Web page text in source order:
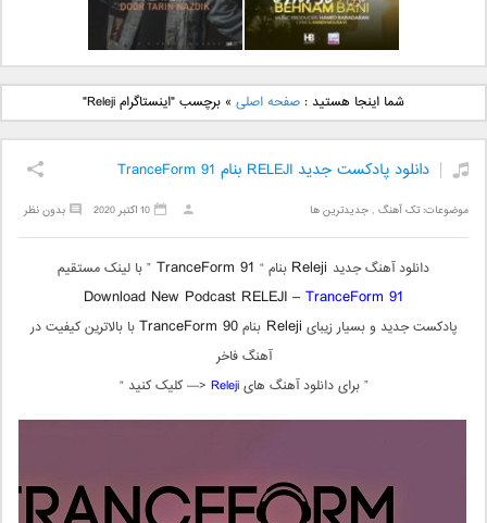
دانلود آهنگ جدید بهنام
بانی بنام قرص قمر 2
دانلود آهنگ جدید علی
یاسینی بنام دورترین نزدیک
شما اینجا هستید :صفحه اصلی »برچسب "اینستاگرام Releji"
دانلود پادکست جدید RELEJI بنام TranceForm 91
موضوعات:تک آهنگ ,جدیدترین ها بدون نظر 10 اکتبر 2020
دانلود آهنگ جدید بنام “ ” با لینک مستقیم
Download New Podcast RELEJI –TranceForm 91
پادکست جدید و بسیار زیبای Releji بنامTranceForm 90با بالاترین کیفیت در
آهنگ فاخر
” برای دانلود آهنگ هایReleji <— کلیک کنید “